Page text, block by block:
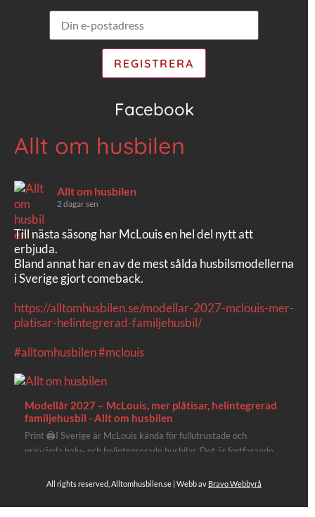
Facebook
Allt om husbilen
Allt om husbilen
2 dagar sen
Till nästa säsong har McLouis en hel del nytt att
erbjuda.
Bland annat har en av de mest sålda husbilsmodellerna
i Sverige gjort comeback.
https://alltomhusbilen.se/modellar-2027-mclouis-mer-
platisar-helintegrerad-familjehusbil/
#alltomhusbilen#mclouis
Modellår 2027 – McLouis, mer plåtisar, helintegrerad
familjehusbil - Allt om husbilen
Print 🖨I Sverige är McLouis kända för fullutrustade och
prisvärda halv- och helintegrerade husbilar. Det är fortfarande
plåtisutbud lite extra kärlek med hela 3 nya utrustningsnivåer.
All rights reserved, Alltomhusbilen.se | Webb av Bravo Webbyrå